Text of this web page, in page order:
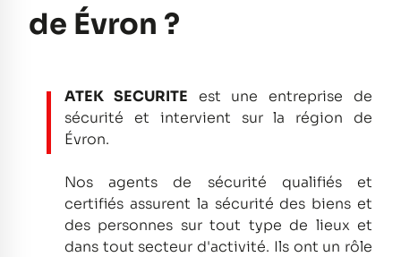
de Évron ?
ATEK SECURITE est une entreprise de
sécurité et intervient sur la région de
Évron.
Nos agents de sécurité qualifiés et
certifiés assurent la sécurité des biens et
des personnes sur tout type de lieux et
dans tout secteur d'activité. Ils ont un rôle